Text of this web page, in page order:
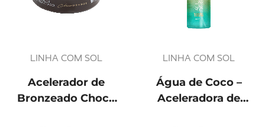
LINHA COM SOL
Acelerador de
Bronzeado Choco
LINHA COM SOL
Água de Coco –
Aceleradora de